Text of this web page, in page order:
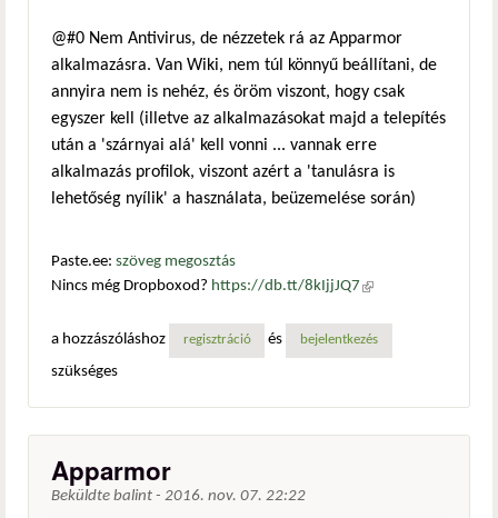
@#0 Nem Antivirus, de nézzetek rá az Apparmor
alkalmazásra. Van Wiki, nem túl könnyű beállítani, de
annyira nem is nehéz, és öröm viszont, hogy csak
egyszer kell (illetve az alkalmazásokat majd a telepítés
után a 'szárnyai alá' kell vonni ... vannak erre
alkalmazás profilok, viszont azért a 'tanulásra is
lehetőség nyílik' a használata, beüzemelése során)
Paste.ee: szöveg megosztás
Nincs még Dropboxod? https://db.tt/8kIjjJQ7 (külső
a hozzászóláshoz
regisztráció és bejelentkezés
szükséges
Apparmor
Beküldte balint - 2016. nov. 07. 22:22